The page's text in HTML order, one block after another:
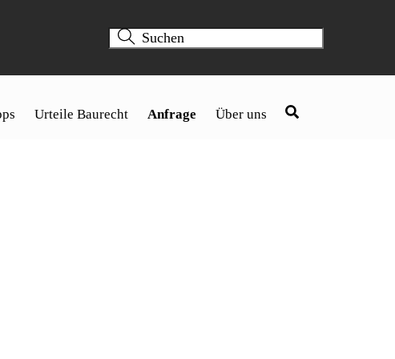
Urteile Baurecht Anfrage Über uns